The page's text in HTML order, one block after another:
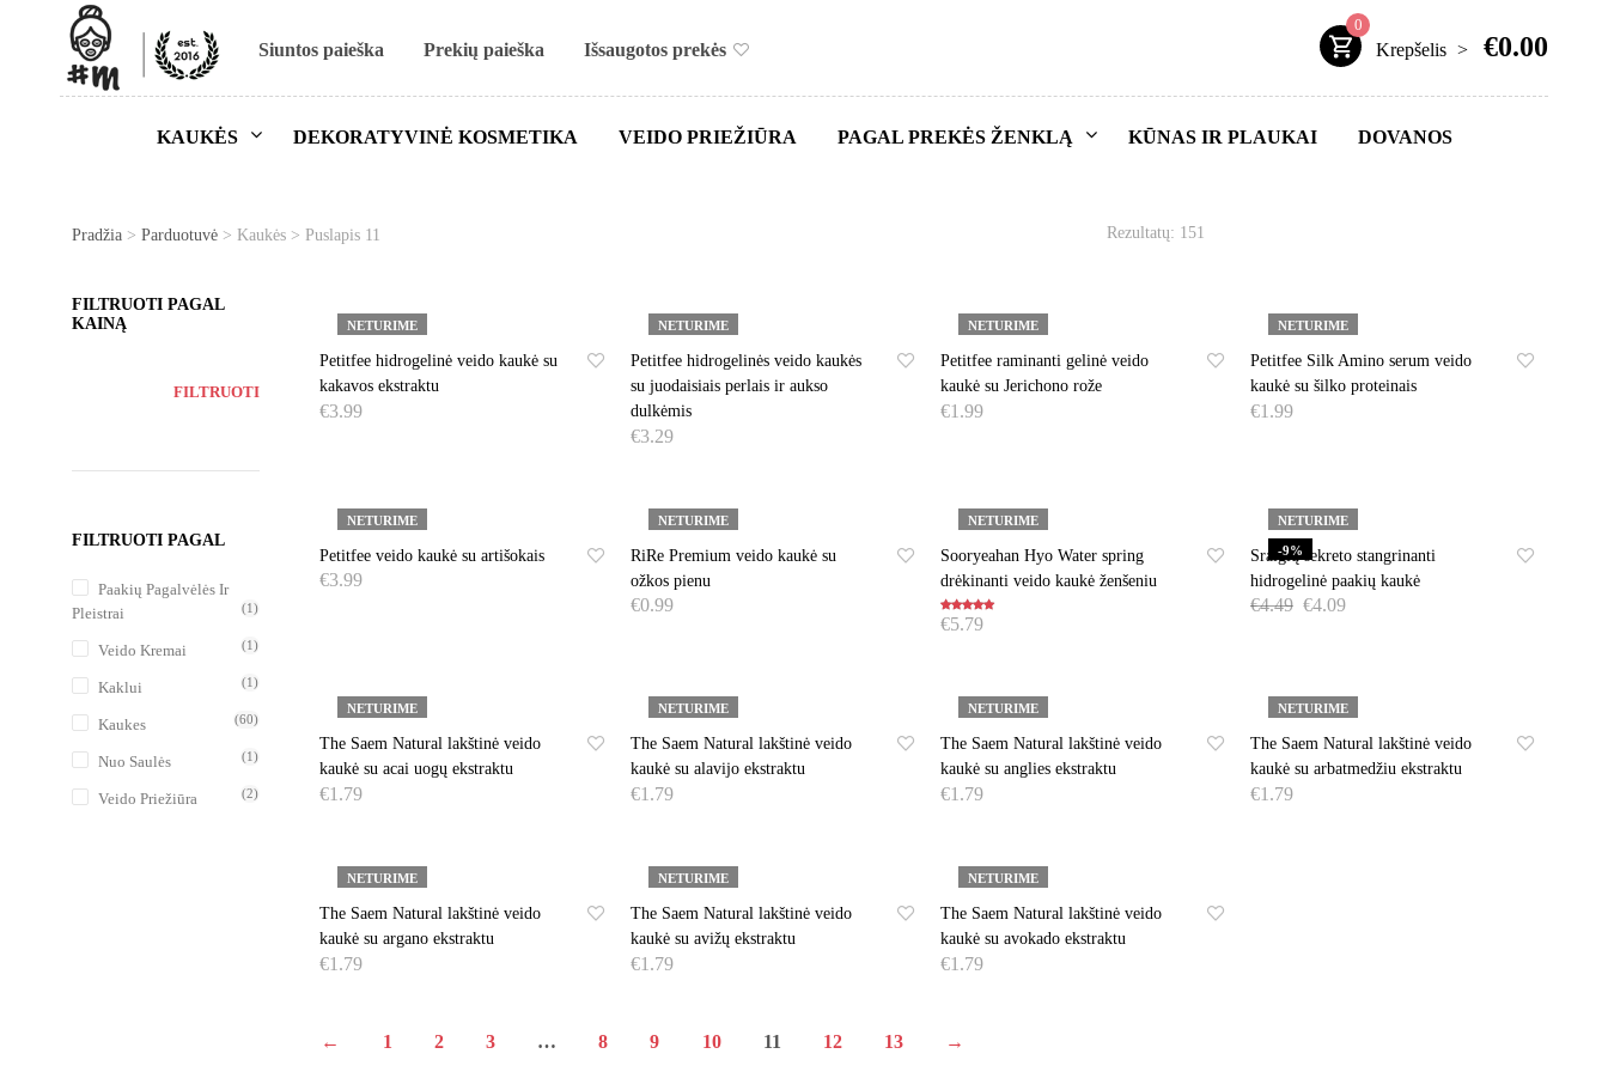
Siuntos paieška Prekių paieška Išsaugotos prekės
0
Krepšelis > €0.00
KAUKĖS DEKORATYVINĖ KOSMETIKA VEIDO PRIEŽIŪRA PAGAL PREKĖS ŽENKLĄ KŪNAS IR PLAUKAI DOVANOS
Kaukės
Pradžia > Parduotuvė > Kaukės > Puslapis 11 Rezultatų: 151
FILTRUOTI PAGAL
KAINĄ
FILTRUOTI
FILTRUOTI PAGAL
Paakių Pagalvėlės Ir
Pleistrai
(1)
Veido Kremai (1)
Kaklui (1)
Kaukes (60)
Nuo Saulės (1)
Veido Priežiūra (2)
NETURIME
Petitfee hidrogelinė veido kaukė su
kakavos ekstraktu
€3.99
NETURIME
Petitfee hidrogelinės veido kaukės
su juodaisiais perlais ir aukso
dulkėmis
€3.29
NETURIME
Petitfee raminanti gelinė veido
kaukė su Jerichono rože
€1.99
NETURIME
Petitfee Silk Amino serum veido
kaukė su šilko proteinais
€1.99
NETURIME
Petitfee veido kaukė su artišokais
€3.99
NETURIME
RiRe Premium veido kaukė su
ožkos pienu
€0.99
NETURIME
Sooryeahan Hyo Water spring
drėkinanti veido kaukė ženšeniu
Įvertinimas:
5.00iš 5
€5.79
-9%
NETURIME
Sraigių sekreto stangrinanti
hidrogelinė paakių kaukė
€4.49 €4.09
NETURIME
The Saem Natural lakštinė veido
kaukė su acai uogų ekstraktu
€1.79
NETURIME
The Saem Natural lakštinė veido
kaukė su alavijo ekstraktu
€1.79
NETURIME
The Saem Natural lakštinė veido
kaukė su anglies ekstraktu
€1.79
NETURIME
The Saem Natural lakštinė veido
kaukė su arbatmedžiu ekstraktu
€1.79
NETURIME
The Saem Natural lakštinė veido
kaukė su argano ekstraktu
€1.79
NETURIME
The Saem Natural lakštinė veido
kaukė su avižų ekstraktu
€1.79
NETURIME
The Saem Natural lakštinė veido
kaukė su avokado ekstraktu
€1.79
← 1 2 3 … 8 9 10 11 12 13 →